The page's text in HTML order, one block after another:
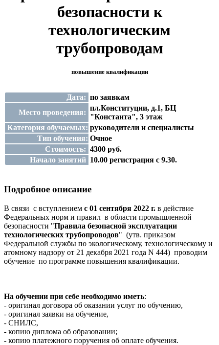
безопасности к
технологическим
трубопроводам
повышение квалификации
Дата: по заявкам
Место проведения:
пл.Конституции, д.1, БЦ
"Константа", 3 этаж
Категория обучаемых: руководители и специалисты
Тип обучения: Очное
Стоимость: 4300 руб.
Начало занятий 10.00 регистрация с 9.30.
Подробное описание
В связи с вступлением с 01 сентября 2022 г. в действие
Федеральных норм и правил в области промышленной
безопасности "Правила безопасной эксплуатации
технологических трубопроводов" (утв. приказом
Федеральной службы по экологическому, технологическому и
атомному надзору от 21 декабря 2021 года N 444) проводим
обучение по программе повышения квалификации.
На обучении при себе необходимо иметь:
- оригинал договора об оказании услуг по обучению,
- оригинал заявки на обучение,
- СНИЛС,
- копию диплома об образовании;
- копию платежного поручения об оплате обучения.